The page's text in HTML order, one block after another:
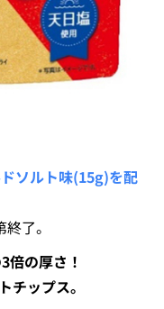
ソルト味(15g)を配
了。
倍の厚さ！
チップス。